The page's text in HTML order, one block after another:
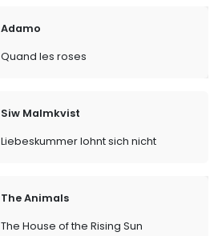
Adamo
Quand les roses
Siw Malmkvist
Liebeskummer lohnt sich nicht
The Animals
The House of the Rising Sun